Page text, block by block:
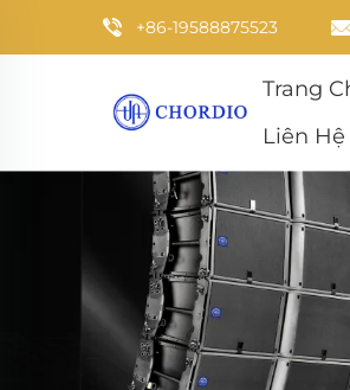
+86-19588875523
Trang
Liên